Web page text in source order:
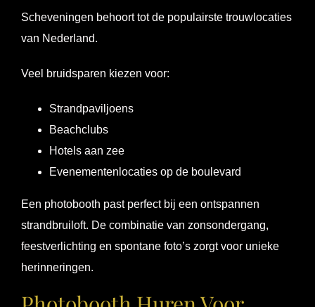
Scheveningen behoort tot de populairste trouwlocaties
van Nederland.
Veel bruidsparen kiezen voor:
Strandpaviljoens
Beachclubs
Hotels aan zee
Evenementenlocaties op de boulevard
Een photobooth past perfect bij een ontspannen
strandbruiloft. De combinatie van zonsondergang,
feestverlichting en spontane foto’s zorgt voor unieke
herinneringen.